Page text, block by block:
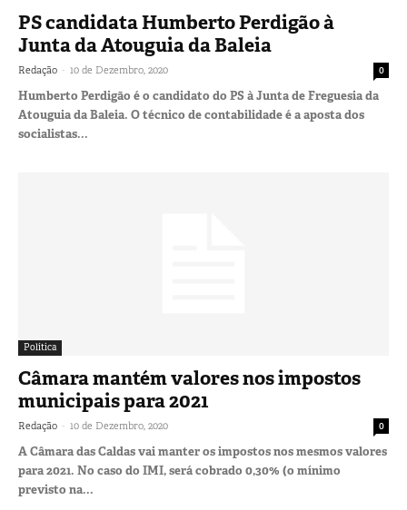
PS candidata Humberto Perdigão à
Junta da Atouguia da Baleia
Redação - 10 de Dezembro, 2020 0
Humberto Perdigão é o candidato do PS à Junta de Freguesia da
Atouguia da Baleia. O técnico de contabilidade é a aposta dos
socialistas...
Política
Câmara mantém valores nos impostos
municipais para 2021
Redação - 10 de Dezembro, 2020 0
A Câmara das Caldas vai manter os impostos nos mesmos valores
para 2021. No caso do IMI, será cobrado 0,30% (o mínimo
previsto na...